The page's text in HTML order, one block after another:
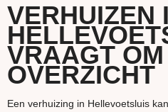
VERHUIZEN
VRAAGT OM
OVERZICHT
Een verhuizing in Hellevoetsluis